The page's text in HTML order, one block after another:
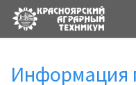
Информация